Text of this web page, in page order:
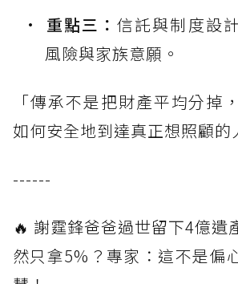
重點三：信託與制度設
風險與家族意願。
「傳承不是把財產平均分掉
如何安全地到達真正想照顧的
------
🔥 謝霆鋒爸爸過世留下4億遺
然只拿5%？專家：這不是偏